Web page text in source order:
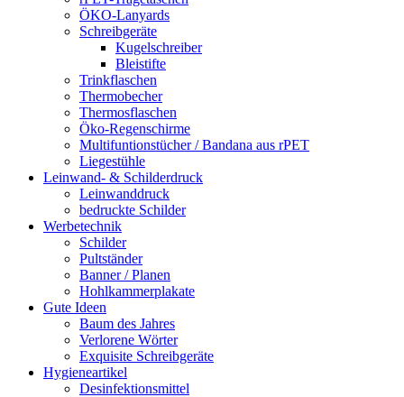
ÖKO-Lanyards
Schreibgeräte
Kugelschreiber
Bleistifte
Trinkflaschen
Thermobecher
Thermosflaschen
Öko-Regenschirme
Multifuntionstücher / Bandana aus rPET
Liegestühle
Leinwand- & Schilderdruck
Leinwanddruck
bedruckte Schilder
Werbetechnik
Schilder
Pultständer
Banner / Planen
Hohlkammerplakate
Gute Ideen
Baum des Jahres
Verlorene Wörter
Exquisite Schreibgeräte
Hygieneartikel
Desinfektionsmittel